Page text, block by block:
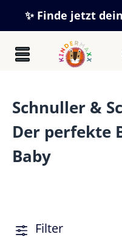
Zum Hauptinhalt
✨ Finde jetzt
Schnuller &
Der perfekte
Baby
Filter